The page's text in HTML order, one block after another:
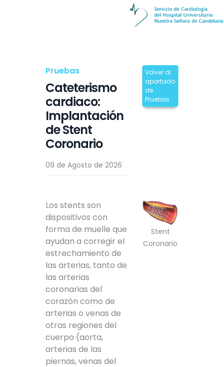
Pruebas
Cateterismo
cardiaco:
Implantación
de Stent
Coronario
09 de Agosto de 2026
Volver al
apartado
de
Pruebas
Los stents son
dispositivos con
forma de muelle que
ayudan a corregir el
estrechamiento de
las arterias, tanto de
las arterias
coronarias del
corazón como de
arterias o venas de
otras regiones del
cuerpo (aorta,
arterias de las
piernas, venas del
Stent
Coronario